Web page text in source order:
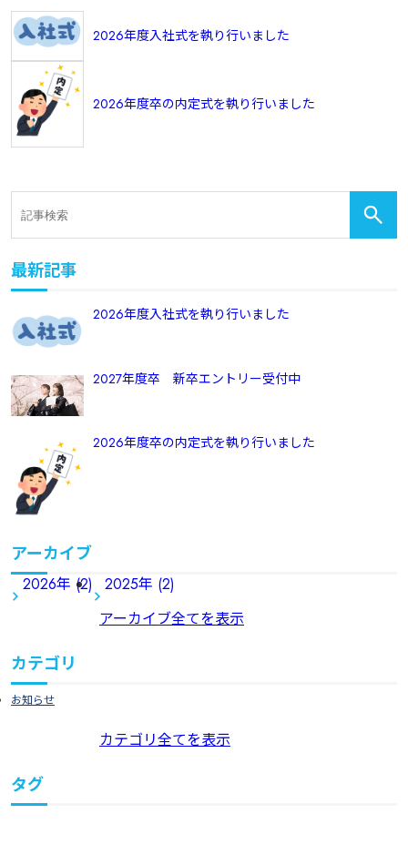
2026年度入社式を執り行いました
2026年度卒の内定式を執り行いました
最新記事
2026年度入社式を執り行いました
2027年度卒 新卒エントリー受付中
2026年度卒の内定式を執り行いました
アーカイブ
2026年 (2)
2025年 (2)
アーカイブ全てを表示
カテゴリ
お知らせ
カテゴリ全てを表示
タグ